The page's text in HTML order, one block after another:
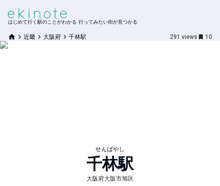
はじめて行く駅のことがわかる 行ってみたい街が見つかる
近畿 大阪府 千林駅 291 views 10
せんばやし
千林駅
大阪府大阪市旭区